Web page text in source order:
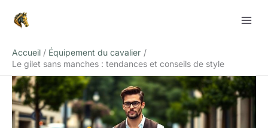
Accueil
Équipement du cavalier
Le gilet sans manches : tendances et conseils de style